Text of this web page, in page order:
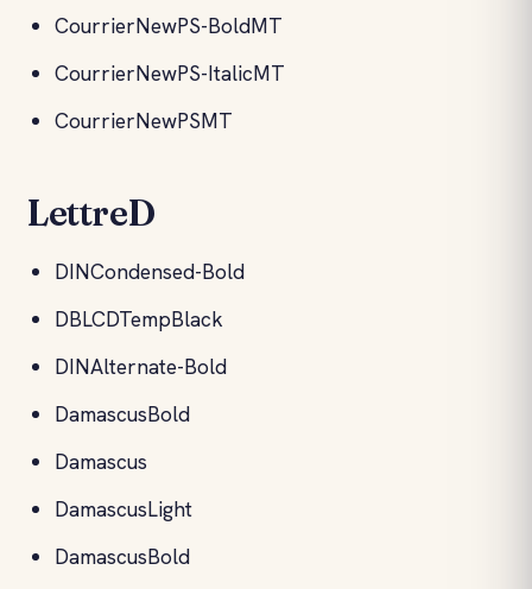
CourrierNewPS-BoldMT
CourrierNewPS-ItalicMT
CourrierNewPSMT
LettreD
DINCondensed-Bold
DBLCDTempBlack
DINAlternate-Bold
DamascusBold
Damascus
DamascusLight
DamascusBold